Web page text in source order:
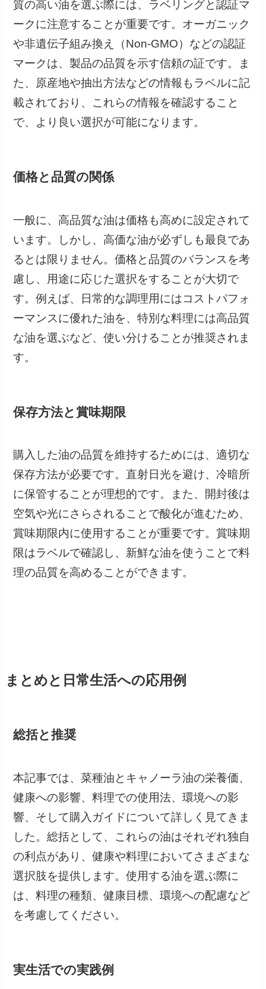
質の高い油を選ぶ際には、ラベリングと認証マ
ークに注意することが重要です。オーガニック
や非遺伝子組み換え（Non-GMO）などの認証
マークは、製品の品質を示す信頼の証です。ま
た、原産地や抽出方法などの情報もラベルに記
載されており、これらの情報を確認すること
で、より良い選択が可能になります。
価格と品質の関係
一般に、高品質な油は価格も高めに設定されて
います。しかし、高価な油が必ずしも最良であ
るとは限りません。価格と品質のバランスを考
慮し、用途に応じた選択をすることが大切で
す。例えば、日常的な調理用にはコストパフォ
ーマンスに優れた油を、特別な料理には高品質
な油を選ぶなど、使い分けることが推奨されま
す。
保存方法と賞味期限
購入した油の品質を維持するためには、適切な
保存方法が必要です。直射日光を避け、冷暗所
に保管することが理想的です。また、開封後は
空気や光にさらされることで酸化が進むため、
賞味期限内に使用することが重要です。賞味期
限はラベルで確認し、新鮮な油を使うことで料
理の品質を高めることができます。
まとめと日常生活への応用例
総括と推奨
本記事では、菜種油とキャノーラ油の栄養価、
健康への影響、料理での使用法、環境への影
響、そして購入ガイドについて詳しく見てきま
した。総括として、これらの油はそれぞれ独自
の利点があり、健康や料理においてさまざまな
選択肢を提供します。使用する油を選ぶ際に
は、料理の種類、健康目標、環境への配慮など
を考慮してください。
実生活での実践例